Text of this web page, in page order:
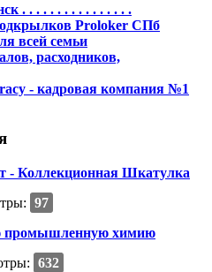
. . . . . . . . . . . . . . . .
Proloker СПб
всей семьи
расходников,
- кадровая компания №1
- Коллекционная Шкатулка
97
промышленную химию
632